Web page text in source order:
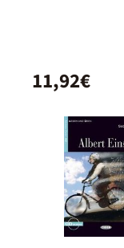
11,92€